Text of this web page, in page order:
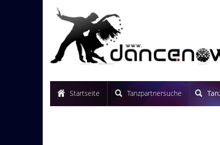
Startseite Tanzpartnersuche